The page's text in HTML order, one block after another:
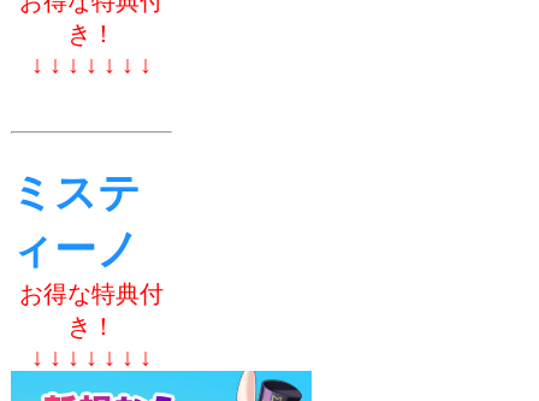
き！
↓ ↓ ↓ ↓ ↓ ↓ ↓
ミステ
ィーノ
お得な特典付
き！
↓ ↓ ↓ ↓ ↓ ↓ ↓